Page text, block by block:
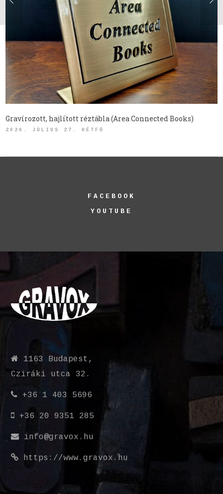
Gravírozott, hajlított réztábla (Area Connected Books)
2026. JÚLIUS 27. HÉTFŐ
FACEBOOK
YOUTUBE
1163 Budapest,
Cziráki utca 32.
+36 1 403 5696
+36 20 9351 285
info@gravox.hu
https://www.gravox.hu